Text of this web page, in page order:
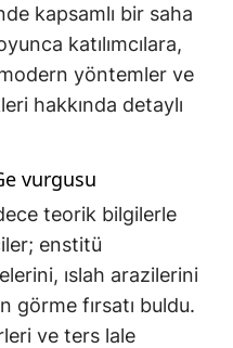
kapsamlı bir saha
katılımcılara,
yöntemler ve
hakkında detaylı
vurgusu
teorik bilgilerle
enstitü
ıslah arazilerini
görme fırsatı buldu.
ve ters lale